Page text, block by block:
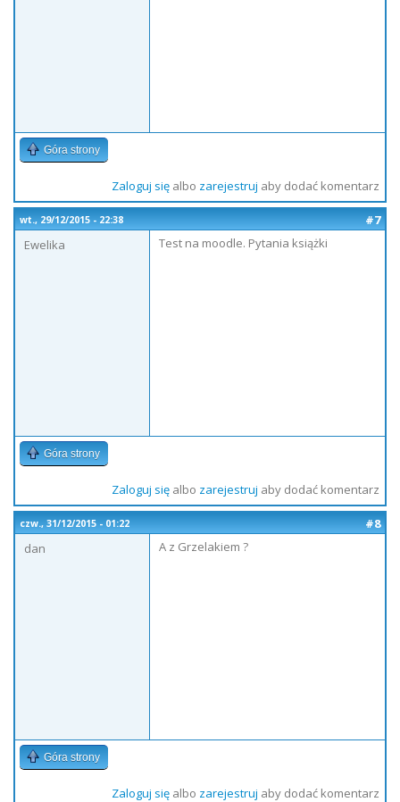
Góra strony
Zaloguj sięalbo zarejestruj aby dodać komentarz
wt., 29/12/2015 - 22:38
#7
Ewelika
Test na moodle. Pytania książki
Góra strony
Zaloguj sięalbo zarejestruj aby dodać komentarz
czw., 31/12/2015 - 01:22
#8
dan
A z Grzelakiem ?
Góra strony
Zaloguj sięalbo zarejestruj aby dodać komentarz